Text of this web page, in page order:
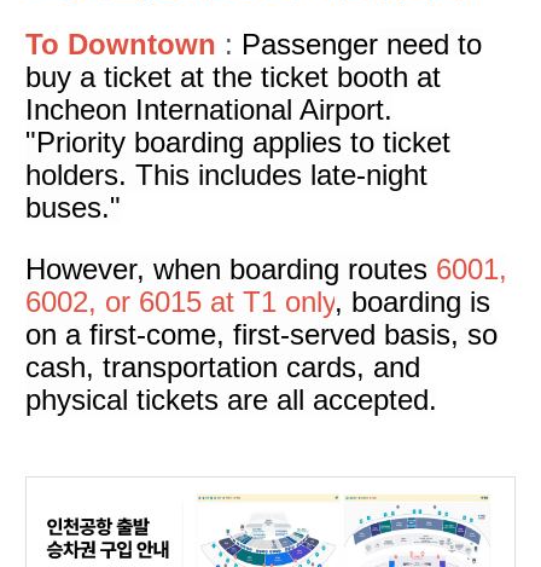
To Downtown : Passenger need to
buy a ticket at the ticket booth at
Incheon International Airport.
"Priority boarding applies to ticket
holders. This includes late-night
buses."
However, when boarding routes 6001,
6002, or 6015 at T1 only, boarding is
on a first-come, first-served basis, so
cash, transportation cards, and
physical tickets are all accepted.